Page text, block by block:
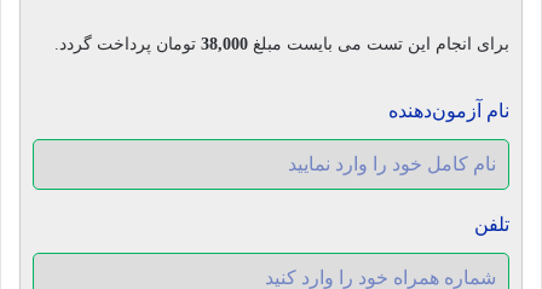
برای انجام این تست می بایست مبلغ 38,000 تومان پرداخت گردد.
نام آزمون‌دهنده
تلفن